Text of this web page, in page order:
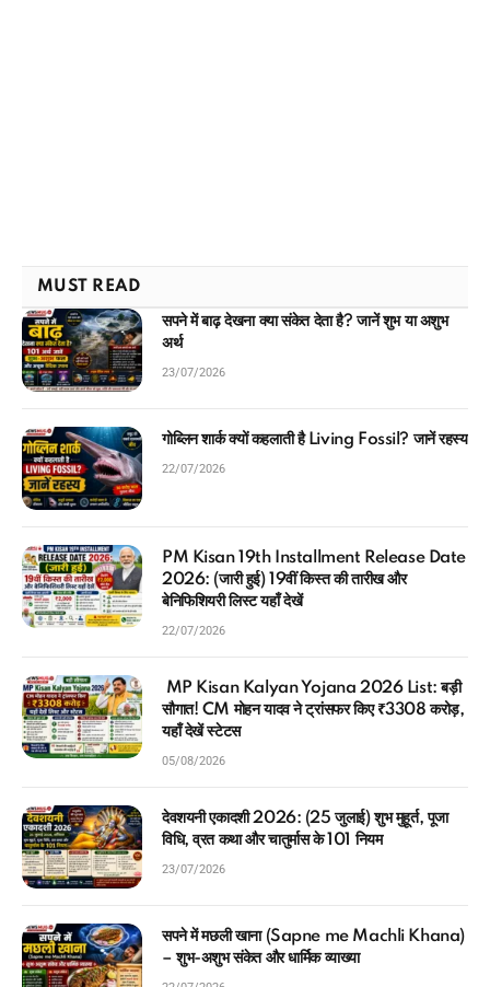
MUST READ
सपने में बाढ़ देखना क्या संकेत देता है? जानें शुभ या अशुभ
अर्थ
23/07/2026
गोब्लिन शार्क क्यों कहलाती है Living Fossil? जानें रहस्य
22/07/2026
PM Kisan 19th Installment Release Date
2026: (जारी हुई) 19वीं किस्त की तारीख और
बेनिफिशियरी लिस्ट यहाँ देखें
22/07/2026
MP Kisan Kalyan Yojana 2026 List: बड़ी
सौगात! CM मोहन यादव ने ट्रांसफर किए ₹3308 करोड़,
यहाँ देखें स्टेटस
05/08/2026
देवशयनी एकादशी 2026: (25 जुलाई) शुभ मुहूर्त, पूजा
विधि, व्रत कथा और चातुर्मास के 101 नियम
23/07/2026
सपने में मछली खाना (Sapne me Machli Khana)
– शुभ-अशुभ संकेत और धार्मिक व्याख्या